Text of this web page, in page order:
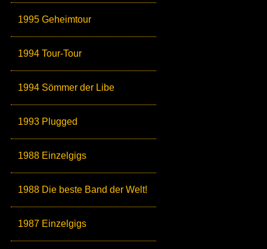
1995 Geheimtour
1994 Tour-Tour
1994 Sömmer der Libe
1993 Plugged
1988 Einzelgigs
1988 Die beste Band der Welt!
1987 Einzelgigs